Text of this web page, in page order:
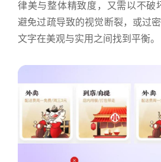
律美与整体精致度，又需以不
避免过疏导致的视觉断裂，或过
文字在美观与实用之间找到平衡。